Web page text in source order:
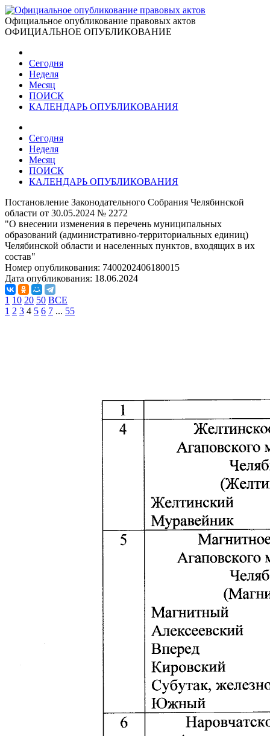
Официальное опубликование правовых актов
ОФИЦИАЛЬНОЕ ОПУБЛИКОВАНИЕ
Сегодня
Неделя
Месяц
ПОИСК
КАЛЕНДАРЬ ОПУБЛИКОВАНИЯ
Сегодня
Неделя
Месяц
ПОИСК
КАЛЕНДАРЬ ОПУБЛИКОВАНИЯ
Постановление Законодательного Собрания Челябинской
области от 30.05.2024 № 2272
"О внесении изменения в перечень муниципальных
образований (административно-территориальных единиц)
Челябинской области и населенных пунктов, входящих в их
состав"
Номер опубликования: 7400202406180015
Дата опубликования: 18.06.2024
1 10 20 50 ВСЕ
1 2 3 4 5 6 7 ... 55